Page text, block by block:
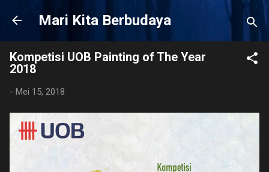
Langsung ke konten utama
Mari Kita Berbudaya
Kompetisi UOB Painting of The Year
2018
- Mei 15, 2018